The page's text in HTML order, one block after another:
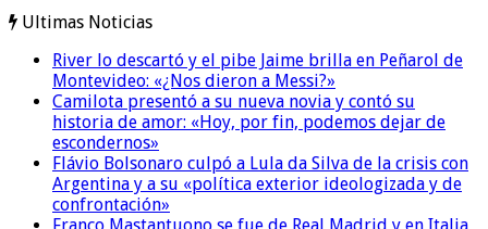
Ultimas Noticias
River lo descartó y el pibe Jaime brilla en Peñarol de
Montevideo: «¿Nos dieron a Messi?»
Camilota presentó a su nueva novia y contó su
historia de amor: «Hoy, por fin, podemos dejar de
escondernos»
Flávio Bolsonaro culpó a Lula da Silva de la crisis con
Argentina y a su «política exterior ideologizada y de
confrontación»